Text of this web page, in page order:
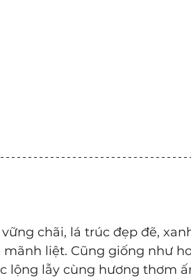
liệt. Cũng giống như
lộng lẫy cùng hương thơm